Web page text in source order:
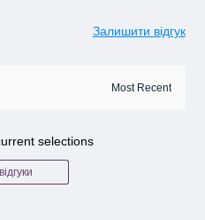
Залишити відгук
selections